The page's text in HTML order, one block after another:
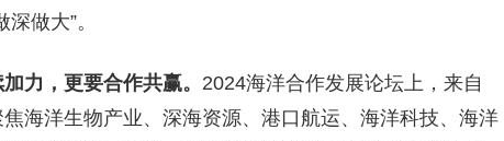
做大”。
力，更要合作共赢。 2024海洋合作发展论坛上，来自
海洋生物产业、深海资源、港口航运、海洋科技、海洋